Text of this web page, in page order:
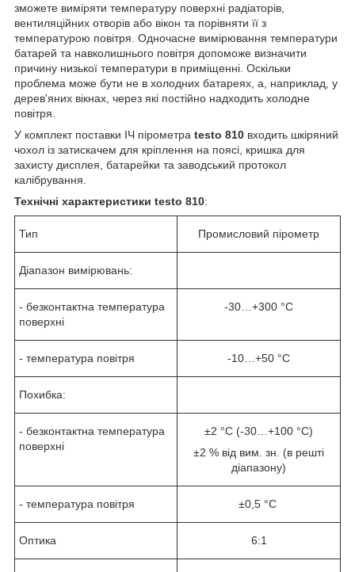
зможете виміряти температуру поверхні радіаторів,
вентиляційних отворів або вікон та порівняти її з
температурою повітря. Одночасне вимірювання температури
батарей та навколишнього повітря допоможе визначити
причину низької температури в приміщенні. Оскільки
проблема може бути не в холодних батареях, а, наприклад, у
дерев'яних вікнах, через які постійно надходить холодне
повітря.
У комплект поставки ІЧ пірометра testo 810 входить шкіряний
чохол із затискачем для кріплення на поясі, кришка для
захисту дисплея, батарейки та заводський протокол
калібрування.
Технічні характеристики testo 810:
Тип Промисловий пірометр
Діапазон вимірювань:
- безконтактна температура
поверхні
-30…+300 °C
- температура повітря -10…+50 °C
Похибка:
- безконтактна температура
поверхні
±2 °C (-30…+100 °C)
±2 % від вим. зн. (в решті
діапазону)
- температура повітря ±0,5 °C
Оптика 6:1